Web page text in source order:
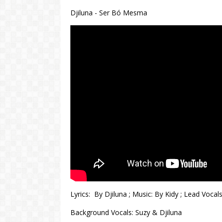
Djiluna - Ser Bó Mesma
Lyrics: By Djiluna ; Music: By Kidy ; Lead
Background Vocals: Suzy & Djiluna